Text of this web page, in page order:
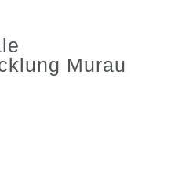
Murau